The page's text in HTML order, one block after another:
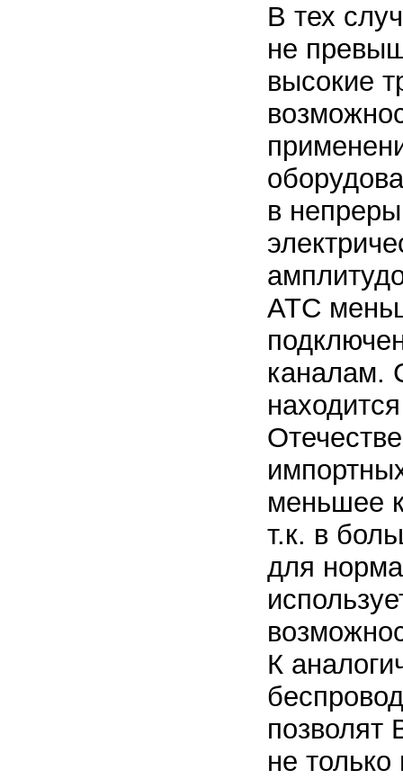
В тех
не
высокие
в
АТС
каналам.
меньшее
т.к. в
для
К
позволят
не